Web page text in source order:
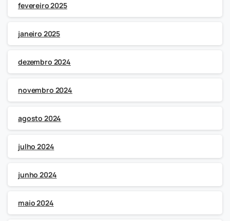
fevereiro 2025
janeiro 2025
dezembro 2024
novembro 2024
agosto 2024
julho 2024
junho 2024
maio 2024